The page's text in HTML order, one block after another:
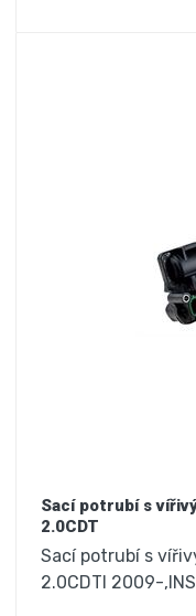
Sací potrubí s
2.0CDT
Sací potrubí s
2.0CDTI 2009-